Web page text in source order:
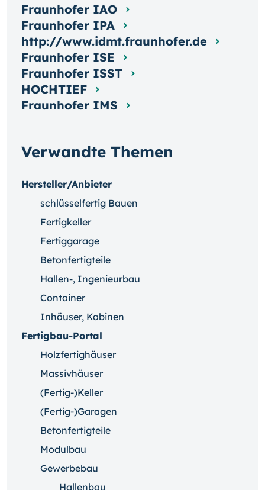
Verwandte Themen
Hersteller/Anbieter
schlüsselfertig Bauen
Fertigkeller
Fertiggarage
Betonfertigteile
Hallen-, Ingenieurbau
Container
Inhäuser, Kabinen
Fertigbau-Portal
Holzfertighäuser
Massivhäuser
(Fertig-)Keller
(Fertig-)Garagen
Betonfertigteile
Modulbau
Gewerbebau
Hallenbau
Fraunhofer IAO
Fraunhofer IPA
http://www.idmt.fraunhofer.de
Fraunhofer ISE
Fraunhofer ISST
HOCHTIEF
Fraunhofer IMS